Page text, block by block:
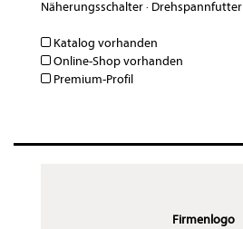
Näherungsschalter· Drehspannfutter
Katalog vorhanden
Online-Shop vorhanden
Premium-Profil
Firmenlogo